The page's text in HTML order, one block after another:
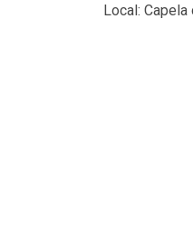
Local: